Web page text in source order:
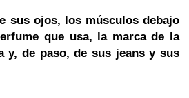
sus ojos, los músculos debajo
que usa, la marca de la
y, de paso, de sus jeans y sus